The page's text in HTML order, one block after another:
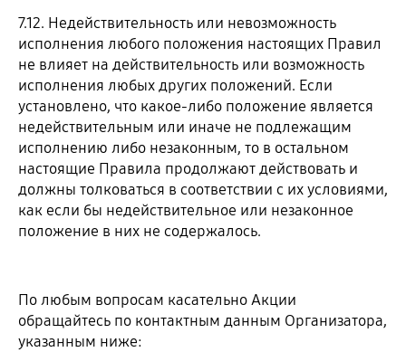
7.12. Недействительность или невозможность
исполнения любого положения настоящих Правил
не влияет на действительность или возможность
исполнения любых других положений. Если
установлено, что какое-либо положение является
недействительным или иначе не подлежащим
исполнению либо незаконным, то в остальном
настоящие Правила продолжают действовать и
должны толковаться в соответствии с их условиями,
как если бы недействительное или незаконное
положение в них не содержалось.
По любым вопросам касательно Акции
обращайтесь по контактным данным Организатора,
указанным ниже: